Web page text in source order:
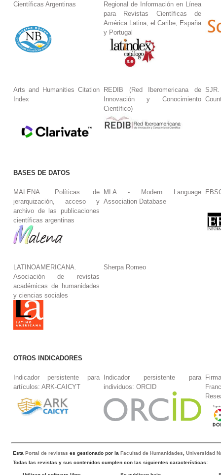
Científicas Argentinas
Regional de Información en Línea
para Revistas Científicas de
América Latina, el Caribe, España
y Portugal
Arts and Humanities Citation
Index
REDIB (Red Iberomericana de
Innovación y Conocimiento
Científico)
BASES DE DATOS
MALENA. Políticas de
jerarquización, acceso y
archivo de las publicaciones
científicas argentinas
MLA - Modern Language
Association Database
LATINOAMERICANA.
Asociación de revistas
académicas de humanidades
y ciencias sociales
Sherpa Romeo
OTROS INDICADORES
Indicador persistente para
artículos: ARK-CAICYT
Indicador persistente para
individuos: ORCID
EstaPortal de revistas es gestionado por laFacultad de Humanidades ,Universidad
Todas las revistas y sus contenidos cumplen con las siguientes características: